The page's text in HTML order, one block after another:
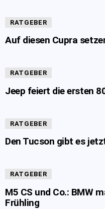
RATGEBER
Auf diesen Cupra
RATGEBER
Jeep feiert die ersten
RATGEBER
Den Tucson gibt es
RATGEBER
M5 CS und Co.: BMW
Frühling